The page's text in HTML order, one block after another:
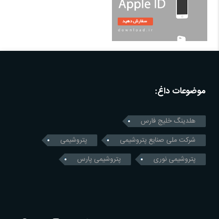
موضوعات داغ:
هلدینگ خلیج فارس
شرکت ملی صنایع پتروشیمی
پتروشیمی
پتروشیمی نوری
پتروشیمی پارس